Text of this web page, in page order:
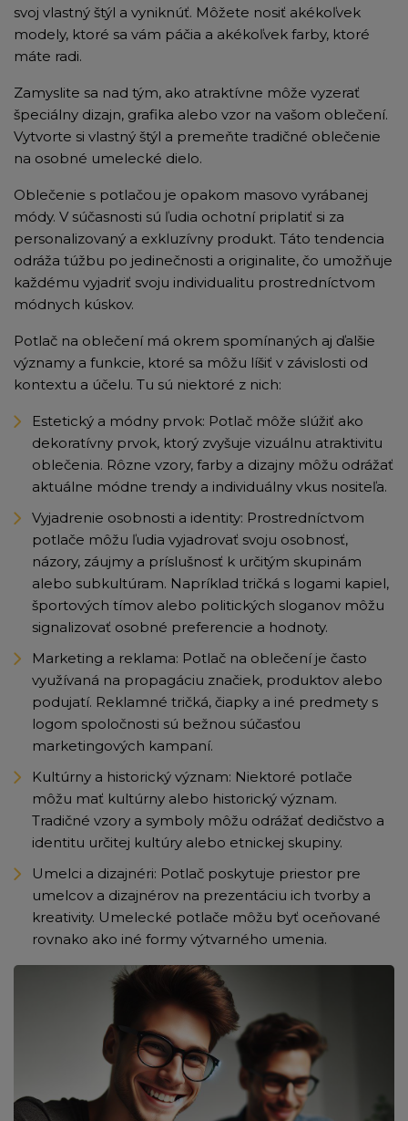
svoj vlastný štýl a vyniknúť. Môžete nosiť akékoľvek
modely, ktoré sa vám páčia a akékoľvek farby, ktoré
máte radi.
Zamyslite sa nad tým, ako atraktívne môže vyzerať
špeciálny dizajn, grafika alebo vzor na vašom oblečení.
Vytvorte si vlastný štýl a premeňte tradičné oblečenie
na osobné umelecké dielo.
Oblečenie s potlačou je opakom masovo vyrábanej
módy. V súčasnosti sú ľudia ochotní priplatiť si za
personalizovaný a exkluzívny produkt. Táto tendencia
odráža túžbu po jedinečnosti a originalite, čo umožňuje
každému vyjadriť svoju individualitu prostredníctvom
módnych kúskov.
Potlač na oblečení má okrem spomínaných aj ďalšie
významy a funkcie, ktoré sa môžu líšiť v závislosti od
kontextu a účelu. Tu sú niektoré z nich:
Estetický a módny prvok: Potlač môže slúžiť ako
dekoratívny prvok, ktorý zvyšuje vizuálnu atraktivitu
oblečenia. Rôzne vzory, farby a dizajny môžu odrážať
aktuálne módne trendy a individuálny vkus nositeľa.
Vyjadrenie osobnosti a identity: Prostredníctvom
potlače môžu ľudia vyjadrovať svoju osobnosť,
názory, záujmy a príslušnosť k určitým skupinám
alebo subkultúram. Napríklad tričká s logami kapiel,
športových tímov alebo politických sloganov môžu
signalizovať osobné preferencie a hodnoty.
Marketing a reklama: Potlač na oblečení je často
využívaná na propagáciu značiek, produktov alebo
podujatí. Reklamné tričká, čiapky a iné predmety s
logom spoločnosti sú bežnou súčasťou
marketingových kampaní.
Kultúrny a historický význam: Niektoré potlače
môžu mať kultúrny alebo historický význam.
Tradičné vzory a symboly môžu odrážať dedičstvo a
identitu určitej kultúry alebo etnickej skupiny.
Umelci a dizajnéri: Potlač poskytuje priestor pre
umelcov a dizajnérov na prezentáciu ich tvorby a
kreativity. Umelecké potlače môžu byť oceňované
rovnako ako iné formy výtvarného umenia.